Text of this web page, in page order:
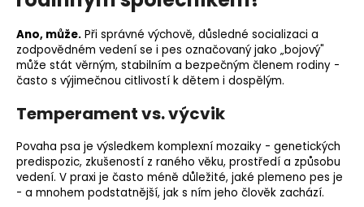
Ano, může. Při správné výchově, důsledné socializaci a
zodpovědném vedení se i pes označovaný jako „bojový"
může stát věrným, stabilním a bezpečným členem rodiny -
často s výjimečnou citlivostí k dětem i dospělým.
Temperament vs. výcvik
Povaha psa je výsledkem komplexní mozaiky - genetických
predispozic, zkušeností z raného věku, prostředí a způsobu
vedení. V praxi je často méně důležité, jaké plemeno pes je
- a mnohem podstatnější, jak s ním jeho člověk zachází.